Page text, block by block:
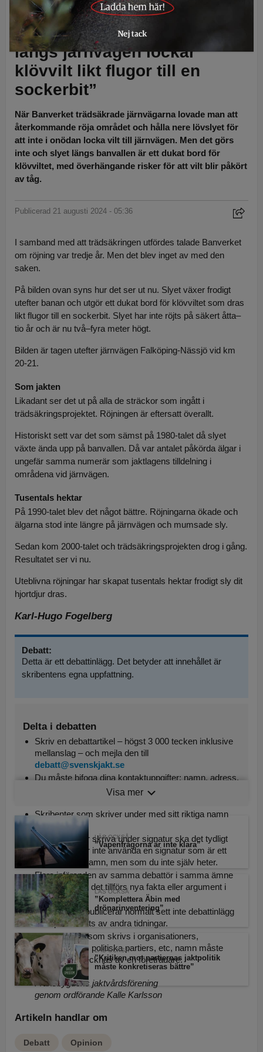
dras likt flugor till en sockerbit, skriver debattören. Foto: Privat
Debatt:”Utebliven röjning
längs järnvägen lockar
klövvilt likt flugor till en
sockerbit”
När Banverket trädsäkrade järnvägarna lovade man att
återkommande röja området och hålla nere lövslyet för
att inte i onödan locka vilt till järnvägen. Men det görs
inte och slyet längs banvallen är ett dukat bord för
klövviltet, med överhängande risker för att vilt blir påkört
av tåg.
Publicerad 21 augusti 2024 - 05:36
I samband med att trädsäkringen utfördes talade Banverket
om röjning var tredje år. Men det blev inget av med den
saken.
På bilden ovan syns hur det ser ut nu. Slyet växer frodigt
utefter banan och utgör ett dukat bord för klövviltet som dras
likt flugor till en sockerbit. Slyet har inte röjts på säkert åtta–
tio år och är nu två–fyra meter högt.
Bilden är tagen utefter järnvägen Falköping-Nässjö vid km
20-21.
Som jakten
Likadant ser det ut på alla de sträckor som ingått i
trädsäkringsprojektet. Röjningen är eftersatt överallt.
Historiskt sett var det som sämst på 1980-talet då slyet
växte ända upp på banvallen. Då var antalet påkörda älgar i
ungefär samma numerär som jaktlagens tilldelning i
områdena vid järnvägen.
Tusentals hektar
På 1990-talet blev det något bättre. Röjningarna ökade och
älgarna stod inte längre på järnvägen och mumsade sly.
Sedan kom 2000-talet och trädsäkringsprojekten drog i gång.
Resultatet ser vi nu.
Uteblivna röjningar har skapat tusentals hektar frodigt sly dit
hjortdjur dras.
Karl-Hugo Fogelberg
Debatt:
Detta är ett debattinlägg. Det betyder att innehållet är
skribentens egna uppfattning.
Delta i debatten
Skriv en debattartikel – högst 3 000 tecken inklusive
mellanslag – och mejla den till
debatt@svenskjakt.se
Du måste bifoga dina kontaktuppgifter: namn, adress,
telefonnummer. Detta eftersom redaktionen måste
Skribenter som skriver under med sitt riktiga namn
prioriteras.
Om du önskar skriva under signatur ska det tydligt
framgå. Du får inte använda en signatur som är ett
riktigt personnamn, men som du inte själv heter.
Flera införanden av samma debattör i samma ämne
är aktuella om det tillförs nya fakta eller argument i
texten.
Svensk Jakt publicerar normalt sett inte debattinlägg
som publicerats av andra tidningar.
Debattartiklar som skrivs i organisationers,
myndigheters, politiska partiers, etc, namn måste
också undertecknas av en företrädare.
Exempel:
Fransbygdens jaktvårdsförening
genom ordförande Kalle Karlsson
Visa mer
LÄS OCKSÅ
”Vapenfrågorna är inte klara”
LÄS OCKSÅ
”Komplettera Äbin med
drönarinventering”
LÄS OCKSÅ
”Kritiken mot partiernas jaktpolitik
måste konkretiseras bättre”
Artikeln handlar om
Debatt Opinion